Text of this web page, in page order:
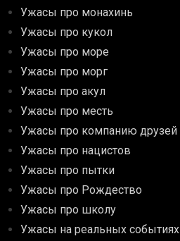
Ужасы про монахинь
Ужасы про кукол
Ужасы про море
Ужасы про морг
Ужасы про акул
Ужасы про месть
Ужасы про компанию друзей
Ужасы про нацистов
Ужасы про пытки
Ужасы про Рождество
Ужасы про школу
Ужасы на реальных событиях